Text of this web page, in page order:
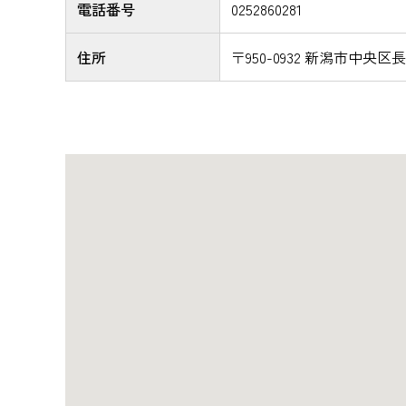
電話番号 0252860281
住所 〒950-0932 新潟市中央区